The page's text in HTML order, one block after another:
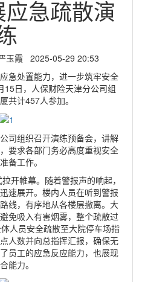
急疏散演
玉霞 2025-05-29 20:53
急处置能力，进一步筑牢安全
15日，人保财险天津分公司组
共计457人参加。
司组织召开演练预备会，讲解
要求各部门务必高度重视安全
备工作。
开帷幕。随着警报声的响起，
速展开。楼内人员在听到警报
线，有序地从各楼层撤离。大
免吸入有害烟雾，整个疏散过
人员安全疏散至大院停车场指
人数并向总指挥汇报，确保无
员工的应急反应能力，也展现
能力。